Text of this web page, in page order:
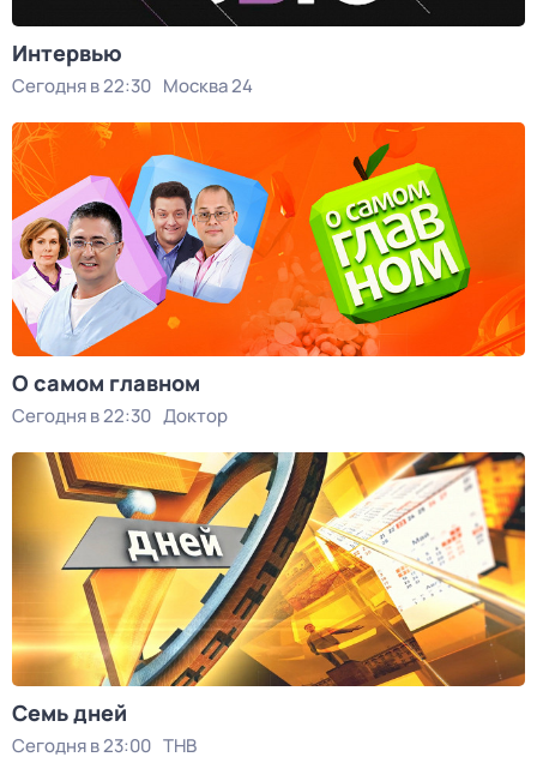
Интервью
Сегодня в 22:30 Москва 24
О самом главном
Сегодня в 22:30 Доктор
Семь дней
Сегодня в 23:00 ТНВ